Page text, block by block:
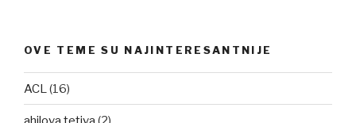
OVE TEME SU NAJINTERESANTNIJE
ACL(16)